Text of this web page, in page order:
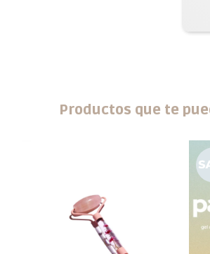
Productos que te